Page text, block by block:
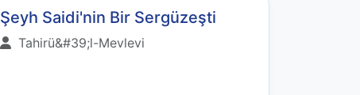
Şeyh Saidi'nin Bir Sergüzeşti
Tahirü&#39;l-Mevlevi